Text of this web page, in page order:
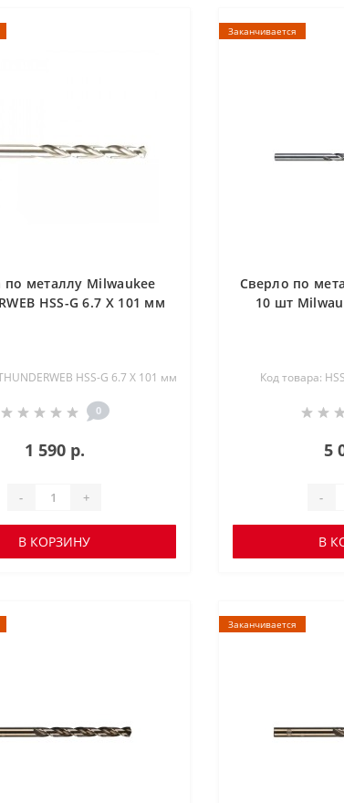
по металлу Milwaukee
HSS-G 6.7 X 101 мм
HSS-G 6.7 X 101 мм
0
1 590 р.
- +
В КОРЗИНУ
Заканчивается
Сверло по
10 шт
Код товара:
5
-
В
Заканчивается